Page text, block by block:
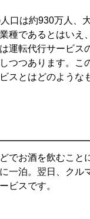
口は約930万人、
種であるとはい
運転代行サービ
つつあります。
スとはどのよう
でお酒を飲むこ
一泊。翌日、ク
ビスです。